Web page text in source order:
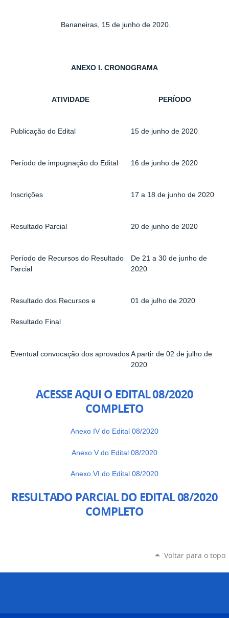
Bananeiras, 15 de junho de 2020.
ANEXO I. CRONOGRAMA
ATIVIDADE PERÍODO
Publicação do Edital 15 de junho de 2020
Período de impugnação do Edital 16 de junho de 2020
Inscrições 17 a 18 de junho de 2020
Resultado Parcial 20 de junho de 2020
Período de Recursos do Resultado
Parcial
De 21 a 30 de junho de
2020
Resultado dos Recursos e
Resultado Final
01 de julho de 2020
Eventual convocação dos aprovados A partir de 02 de julho de
2020
ACESSE AQUI O EDITAL 08/2020
COMPLETO
Anexo IV do Edital 08/2020
Anexo V do Edital 08/2020
Anexo VI do Edital 08/2020
RESULTADO PARCIAL DO EDITAL 08/2020
COMPLETO
Voltar para o topo